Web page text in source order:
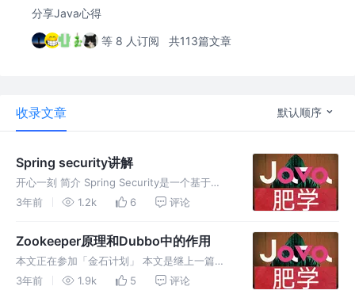
分享Java心得
等 8 人订阅 共113篇文章
收录文章 默认顺序
Spring security讲解
开心一刻 简介 Spring Security是一个基于
Spring框架的安全认证和授权框架，它提供了一
应用和Web服务等不同场景下使用。Spring Se
3年前 1.2k 6 评论
Zookeeper原理和Dubbo中的作用
本文正在参加「金石计划」 本文是继上一篇文
章对zookeeper做必要补充：链接 zookeeper
3年前 1.9k 5 评论